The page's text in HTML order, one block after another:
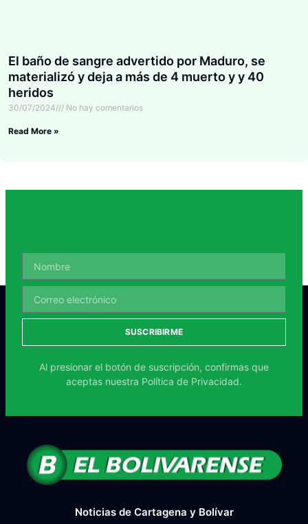
El baño de sangre advertido por Maduro, se
materializó y deja a más de 4 muerto y y 40
heridos
30/07/2024 No hay comentarios
Read More »
SUSCRIBIRME
Al presionar el botón de suscripción, confirmas que
aceptas nuestra Política de Privacidad.
Noticias de Cartagena y Bolívar